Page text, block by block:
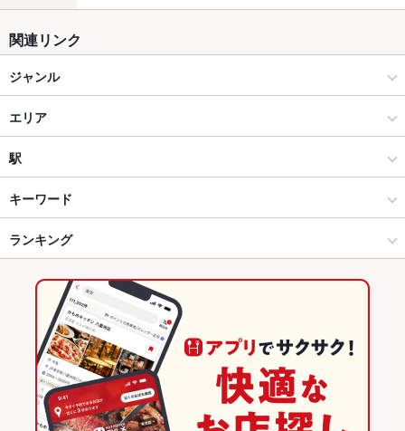
関連リンク
ジャンル
中華
四川料理
四日市 × 中華
四日市 × 四川料理
近鉄四日市駅 × 中華
近鉄四日市駅 × 四川料理
エリア
近鉄四日市
近鉄四日市 × 中華
近鉄四日市 × 四川料理
三重 × 中華
三重 × 四川料理
駅
近鉄四日市駅
キーワード
からあげ
酢豚 杏仁豆腐 冷麺
ランキング
三重のグルメランキング
三重の中華ランキング
四日市のグルメランキング
四日市の中華ランキング